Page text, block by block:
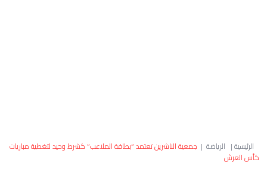
العالم الرئيسية| الرياضة | جمعية الناشرين تعتمد “بطاقة الملاعب” كشرط وحيد لتغطية مباريات
كأس العرش